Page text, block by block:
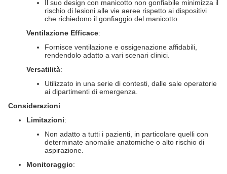
Il suo design con manicotto non gonfiabile minimizza il
rischio di lesioni alle vie aeree rispetto ai dispositivi
che richiedono il gonfiaggio del manicotto.
Ventilazione Efficace:
Fornisce ventilazione e ossigenazione affidabili,
rendendolo adatto a vari scenari clinici.
Versatilità:
Utilizzato in una serie di contesti, dalle sale operatorie
ai dipartimenti di emergenza.
Considerazioni
Limitazioni:
Non adatto a tutti i pazienti, in particolare quelli con
determinate anomalie anatomiche o alto rischio di
aspirazione.
Monitoraggio: